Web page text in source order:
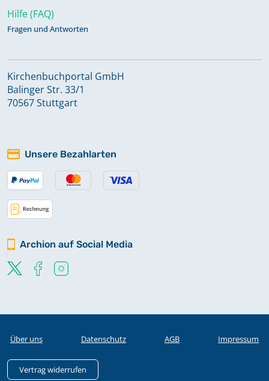
Hilfe (FAQ)
Fragen und Antworten
Kirchenbuchportal GmbH
Balinger Str. 33/1
70567 Stuttgart
Unsere Bezahlarten
Archion auf Social Media
Über uns Datenschutz AGB Impressum
Vertrag widerrufen